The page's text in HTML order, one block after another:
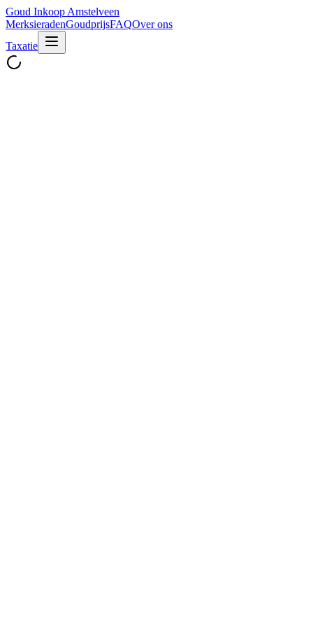
Goud Inkoop Amstelveen
MerksieradenGoudprijsFAQOver ons
Taxatie